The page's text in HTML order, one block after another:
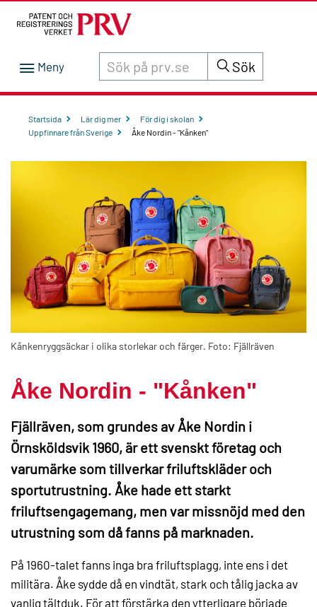
Sök innehåll på siten prv.se Sök
Startsida Lär dig mer
För dig i skolan
Uppfinnare från Sverige
Åke Nordin - "Kånken"
Kånkenryggsäckar i olika storlekar och färger. Foto: Fjällräven
Åke Nordin - "Kånken"
Fjällräven, som grundes av Åke Nordin i
Örnsköldsvik 1960, är ett svenskt företag och
varumärke som tillverkar friluftskläder och
sportutrustning. Åke hade ett starkt
friluftsengagemang, men var missnöjd med den
utrustning som då fanns på marknaden.
På 1960-talet fanns inga bra friluftsplagg, inte ens i det
militära. Åke sydde då en vindtät, stark och tålig jacka av
vanlig tältduk. För att förstärka den ytterligare började